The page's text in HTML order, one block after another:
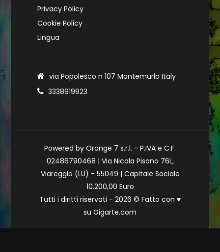
Privacy Policy
Cookie Policy
Lingua
via Popolesco n 107 Montemurlo Italy
3338919923
Powered by Orange 7 s.r.l. - P.IVA e C.F.
02486790468 | Via Nicola Pisano 76L,
Viareggio (LU) - 55049 | Capitale Sociale
10.200,00 Euro
Tutti i diritti riservati - 2026 © Fatto con ♥
su Gigarte.com